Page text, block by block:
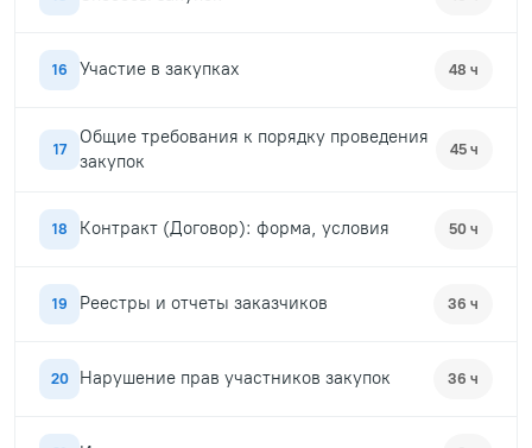
16 Участие в закупках 48 ч
17
Общие требования к порядку проведения
закупок
45 ч
18 Контракт (Договор): форма, условия 50 ч
19 Реестры и отчеты заказчиков 36 ч
20 Нарушение прав участников закупок 36 ч